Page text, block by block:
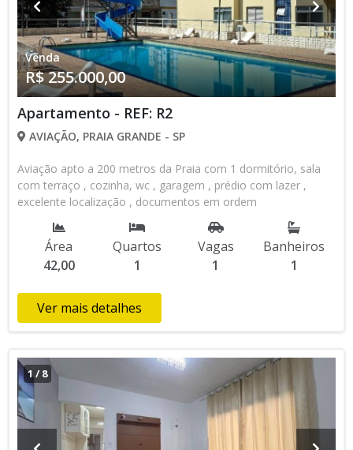
Venda
R$ 255.000,00
Apartamento - REF: R2
AVIAÇÃO, PRAIA GRANDE - SP
Aviação apto a 200 metros da Praia com 1 dormitório, sala
com terraço , cozinha, wc , garagem , prédio com lazer ,
excelente localização , documentos em ordem
Área
42,00
Quartos
1
Vagas
1
Banheiros
1
Ver mais detalhes
1/8